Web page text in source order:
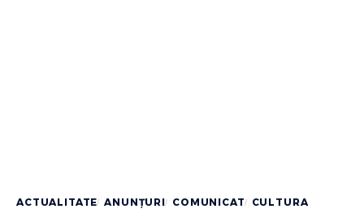
ACTUALITATE ANUNȚURI COMUNICAT
CULTURA